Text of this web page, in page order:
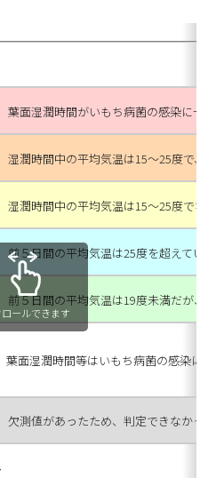
葉面湿潤時間がいもち病菌の感染に十
湿潤時間中の平均気温は15～25度で、
湿潤時間中の平均気温は15～25度でな
前５日間の平均気温は25度を超えてい
前５日間の平均気温は19度未満だが、
葉面湿潤時間等はいもち病菌の感染に
欠測値があったため、判定できなかっ
ールできます